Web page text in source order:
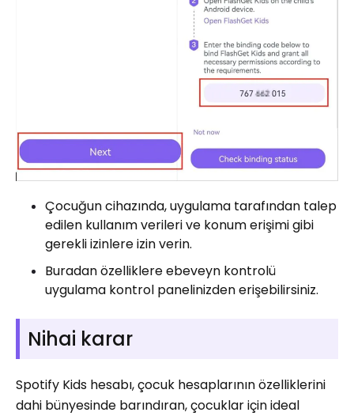
Çocuğun cihazında, uygulama tarafından talep
edilen kullanım verileri ve konum erişimi gibi
gerekli izinlere izin verin.
Buradan özelliklere ebeveyn kontrolü
uygulama kontrol panelinizden erişebilirsiniz.
Nihai karar
Spotify Kids hesabı, çocuk hesaplarının özelliklerini
dahi bünyesinde barındıran, çocuklar için ideal